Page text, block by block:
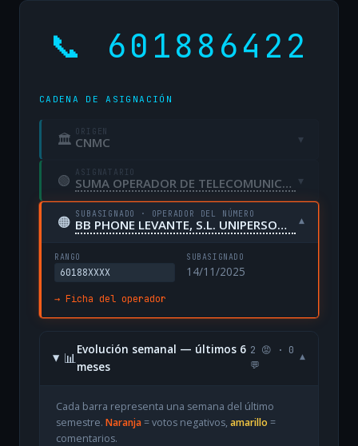
📞 601886422
CADENA DE ASIGNACIÓN
🏛 ORIGEN
CNMC ▾
🟢 ASIGNATARIO
SUMA OPERADOR DE TELECOMUNICACIONES, S.L. UNIPERSONAL ▾
🟠 SUBASIGNADO · OPERADOR DEL NÚMERO
BB PHONE LEVANTE, S.L. UNIPERSONAL ▾
RANGO
60188XXXX
SUBASIGNADO
14/11/2025
→ Ficha del operador
📊
Evolución semanal — últimos 6
meses
2 😡 · 0
💬
▾
Cada barra representa una semana del último
semestre. Naranja= votos negativos, amarillo =
comentarios.